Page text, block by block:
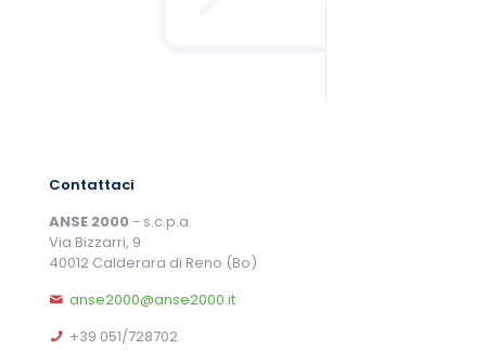
Contattaci
ANSE 2000- s.c.p.a.
Via Bizzarri, 9
40012 Calderara di Reno (Bo)
anse2000@anse2000.it
+39 051/728702